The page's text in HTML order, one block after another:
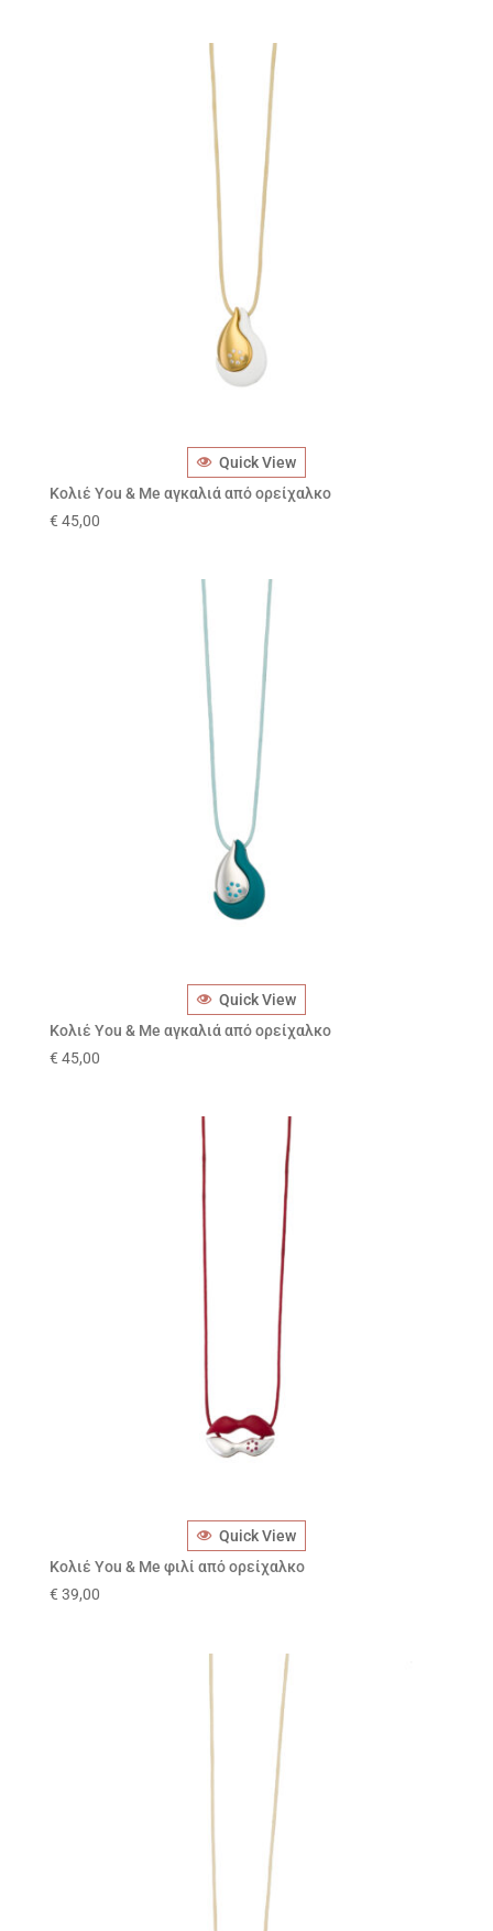
Quick View
Κολιέ You & Me αγκαλιά από ορείχαλκο
€ 45,00
Quick View
Κολιέ You & Me αγκαλιά από ορείχαλκο
€ 45,00
Quick View
Κολιέ You & Me φιλί από ορείχαλκο
€ 39,00